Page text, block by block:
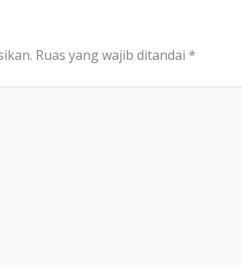
Ruas yang wajib ditandai *